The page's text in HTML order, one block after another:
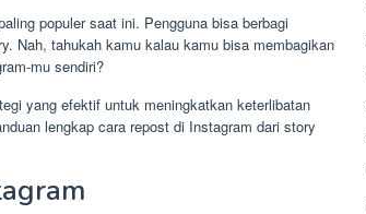
populer saat ini. Pengguna bisa berbagi
Nah, tahukah kamu kalau kamu bisa membagikan
mu sendiri?
yang efektif untuk meningkatkan keterlibatan
lengkap cara repost di Instagram dari story